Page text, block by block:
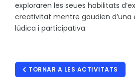
exploraren les seues habilitats
creativitat mentre gaudien d’una
lúdica i participativa.
TORNAR A LES ACTIVITATS